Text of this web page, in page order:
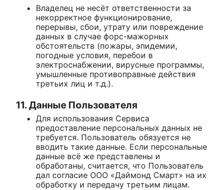
Владелец не несёт ответственности за
некорректное функционирование,
перерывы, сбои, утрату или повреждение
данных в случае форс-мажорных
обстоятельств (пожары, эпидемии,
погодные условия, перебои в
электроснабжении, вирусные программы,
умышленные противоправные действия
третьих лиц и т.д.).
11. Данные Пользователя
Для использования Сервиса
предоставление персональных данных не
требуется. Пользователь обязуется не
вводить такие данные. Если персональные
данные всё же представлены и
обработаны, считается, что Пользователь
дал согласие ООО «Даймонд Смарт» на их
обработку и передачу третьим лицам.